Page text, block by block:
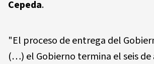
Cepeda.
"El proceso de entrega del
(…) el Gobierno termina el seis de